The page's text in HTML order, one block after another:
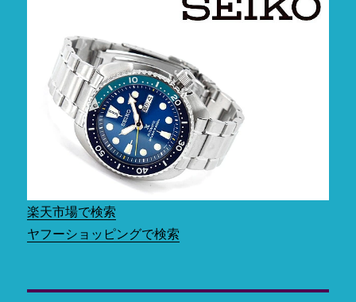
楽天市場で検索
ヤフーショッピングで検索